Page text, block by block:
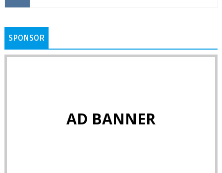
SPONSOR
AD BANNER